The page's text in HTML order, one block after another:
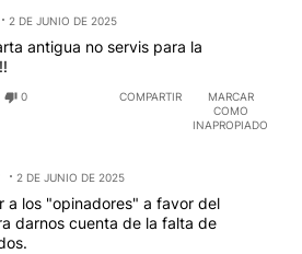
2 DE JUNIO DE 2025
antigua no servis para la
0 COMPARTIR
MARCAR
COMO
INAPROPIADO
hammer.
2 DE JUNIO DE 2025
a los "opinadores" a favor del
darnos cuenta de la falta de